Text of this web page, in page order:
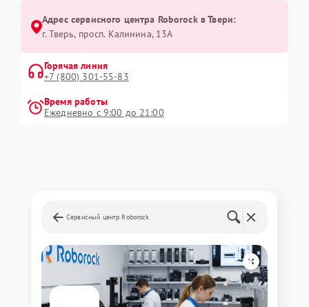
Адрес сервисного центра Roborock в Твери:
г. Тверь, просп. Калинина, 13А
Горячая линия
+7 (800) 301-55-83
Время работы
Ежедневно с 9:00 до 21:00
Сервисный центр Roborock